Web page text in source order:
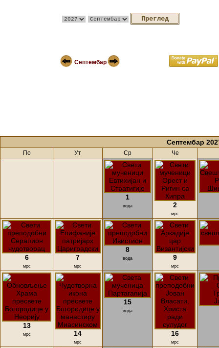
Септембар
Септембар
По Ут Ср Че
1
вода 2
мрс
6
мрс
7
мрс
8
вода 9
мрс
13
мрс 14
мрс
15
вода
16
мрс